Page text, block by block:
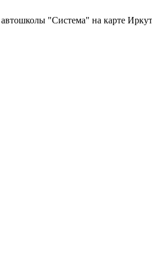
автошколы "Система" на карте